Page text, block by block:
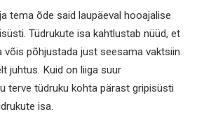
tema õde said laupäeval hooajalise
Tüdrukute isa kahtlustab nüüd, et
põhjustada just seesama vaktsiin.
juhtus. Kuid on liiga suur
terve tüdruku kohta pärast gripisüsti
isa.